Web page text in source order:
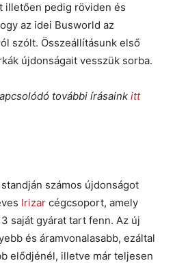
illetően pedig röviden és
az idei Busworld az
szólt. Összeállításunk első
újdonságait vesszük sorba.
további írásaink itt
számos újdonságot
Irizar cégcsoport, amely
saját gyárat tart fenn. Az új
és áramvonalasabb, ezáltal
elődjénél, illetve már teljesen